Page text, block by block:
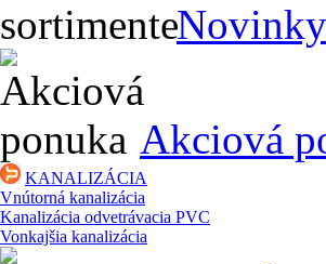
Novinky
Akciová
KANALIZÁCIA
Vnútorná kanalizácia
Kanalizácia odvetrávacia PVC
Vonkajšia kanalizácia